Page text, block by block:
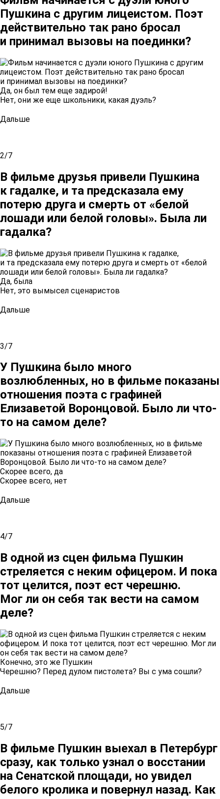
Пушкина с другим лицеистом. Поэт
действительно так рано бросал
и принимал вызовы на поединки?
Да, он был тем еще задирой!
Нет, они же еще школьники, какая дуэль?
Дальше
2/7
В фильме друзья привели Пушкина
к гадалке, и та предсказала ему
потерю друга и смерть от «белой
лошади или белой головы». Была ли
гадалка?
Да, была
Нет, это вымысел сценаристов
Дальше
3/7
У Пушкина было много
возлюбленных, но в фильме показаны
отношения поэта с графиней
Елизаветой Воронцовой. Было ли что-
то на самом деле?
Скорее всего, да
Скорее всего, нет
Дальше
4/7
В одной из сцен фильма Пушкин
стреляется с неким офицером. И пока
тот целится, поэт ест черешню.
Мог ли он себя так вести на самом
деле?
Конечно, это же Пушкин
Черешню? Перед дулом пистолета? Вы с ума сошли?
Дальше
5/7
В фильме Пушкин выехал в Петербург
сразу, как только узнал о восстании
на Сенатской площади, но увидел
белого кролика и повернул назад. Как